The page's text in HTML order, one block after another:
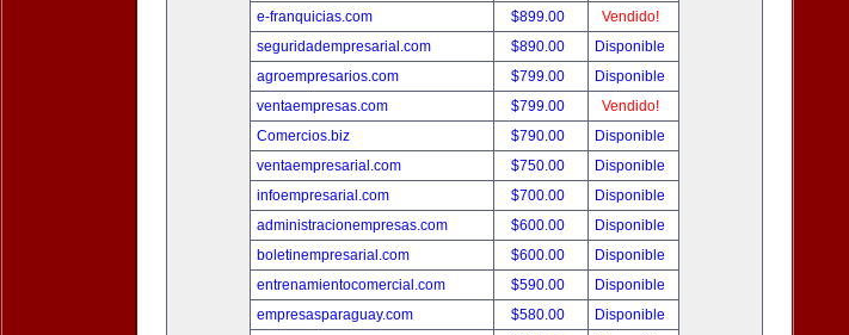
e-franquicias.com
$899.00
Vendido!
seguridadempresarial.com
$890.00
Disponible
agroempresarios.com
$799.00
Disponible
ventaempresas.com
$799.00
Vendido!
Comercios.biz
$790.00
Disponible
ventaempresarial.com
$750.00
Disponible
infoempresarial.com
$700.00
Disponible
administracionempresas.com
$600.00
Disponible
boletinempresarial.com
$600.00
Disponible
entrenamientocomercial.com
$590.00
Disponible
empresasparaguay.com
$580.00
Disponible